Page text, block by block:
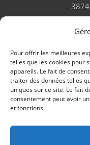
Pour offrir les meilleures
telles que les cookies pour
appareils. Le fait de
traiter des données telles
uniques sur ce site. Le fait
consentement peut avoir
et fonctions.
LES
TÉMOIGNENT !
LA FOIRE AUX